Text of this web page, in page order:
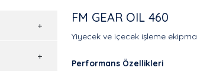
FM GEAR OIL 460
Yiyecek ve içecek işleme
Performans Özellikleri